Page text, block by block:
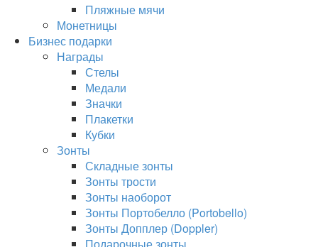
Пляжные мячи
Монетницы
Бизнес подарки
Награды
Стелы
Медали
Значки
Плакетки
Кубки
Зонты
Складные зонты
Зонты трости
Зонты наоборот
Зонты Портобелло (Portobello)
Зонты Допплер (Doppler)